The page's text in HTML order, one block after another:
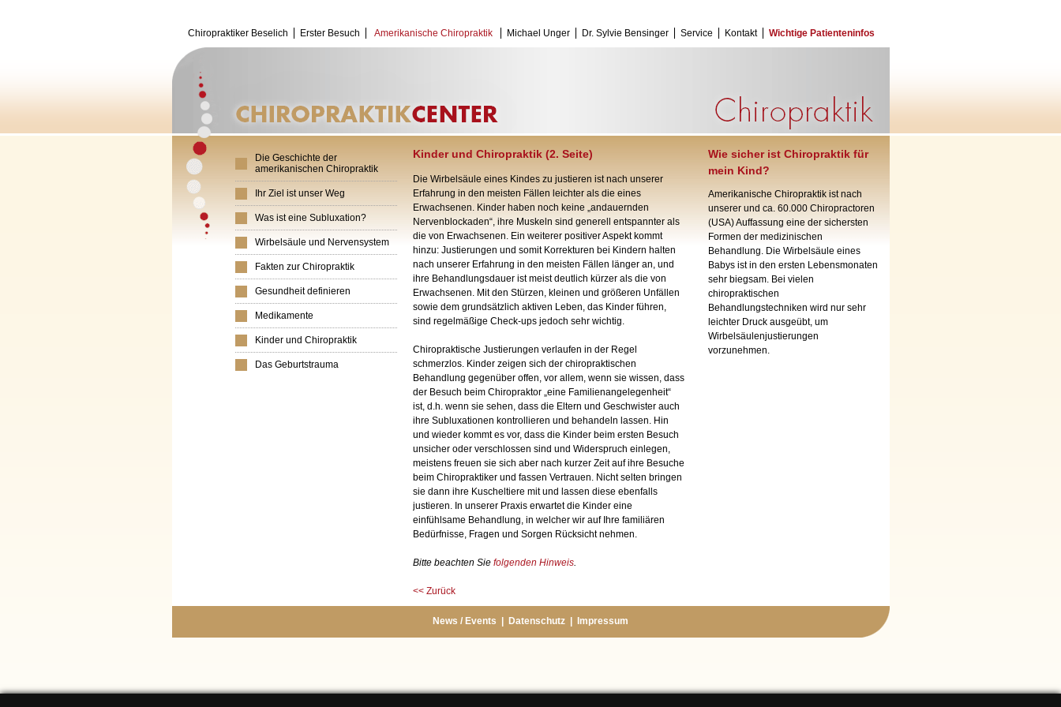
Chiropraktiker Beselich Erster Besuch Amerikanische Chiropraktik Michael Unger Dr. Sylvie Bensinger Service Kontakt Wichtige Patienteninfos
Die Geschichte der
amerikanischen Chiropraktik
Ihr Ziel ist unser Weg
Was ist eine Subluxation?
Wirbelsäule und Nervensystem
Fakten zur Chiropraktik
Gesundheit definieren
Medikamente
Kinder und Chiropraktik
Das Geburtstrauma
Wie sicher ist Chiropraktik für
mein Kind?
Amerikanische Chiropraktik ist nach
unserer und ca. 60.000 Chiropractoren
(USA) Auffassung eine der sichersten
Formen der medizinischen
Behandlung. Die Wirbelsäule eines
Babys ist in den ersten Lebensmonaten
sehr biegsam. Bei vielen
chiropraktischen
Behandlungstechniken wird nur sehr
leichter Druck ausgeübt, um
Wirbelsäulenjustierungen
vorzunehmen.
Kinder und Chiropraktik (2. Seite)
Die Wirbelsäule eines Kindes zu justieren ist nach unserer
Erfahrung in den meisten Fällen leichter als die eines
Erwachsenen. Kinder haben noch keine „andauernden
Nervenblockaden“, ihre Muskeln sind generell entspannter als
die von Erwachsenen. Ein weiterer positiver Aspekt kommt
hinzu: Justierungen und somit Korrekturen bei Kindern halten
nach unserer Erfahrung in den meisten Fällen länger an, und
ihre Behandlungsdauer ist meist deutlich kürzer als die von
Erwachsenen. Mit den Stürzen, kleinen und größeren Unfällen
sowie dem grundsätzlich aktiven Leben, das Kinder führen,
sind regelmäßige Check-ups jedoch sehr wichtig.
Chiropraktische Justierungen verlaufen in der Regel
schmerzlos. Kinder zeigen sich der chiropraktischen
Behandlung gegenüber offen, vor allem, wenn sie wissen, dass
der Besuch beim Chiropraktor „eine Familienangelegenheit“
ist, d.h. wenn sie sehen, dass die Eltern und Geschwister auch
ihre Subluxationen kontrollieren und behandeln lassen. Hin
und wieder kommt es vor, dass die Kinder beim ersten Besuch
unsicher oder verschlossen sind und Widerspruch einlegen,
meistens freuen sie sich aber nach kurzer Zeit auf ihre Besuche
beim Chiropraktiker und fassen Vertrauen. Nicht selten bringen
sie dann ihre Kuscheltiere mit und lassen diese ebenfalls
justieren. In unserer Praxis erwartet die Kinder eine
einfühlsame Behandlung, in welcher wir auf Ihre familiären
Bedürfnisse, Fragen und Sorgen Rücksicht nehmen.
Bitte beachten Siefolgenden Hinweis.
<< Zurück
News / Events Datenschutz Impressum